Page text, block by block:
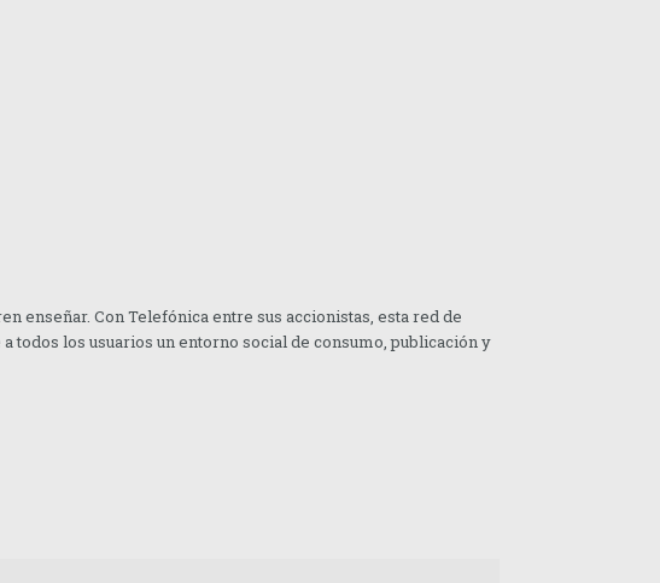
enseñar. Con Telefónica entre sus accionistas, esta red de
los usuarios un entorno social de consumo, publicación y